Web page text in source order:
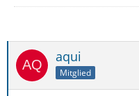
aqui
Mitglied